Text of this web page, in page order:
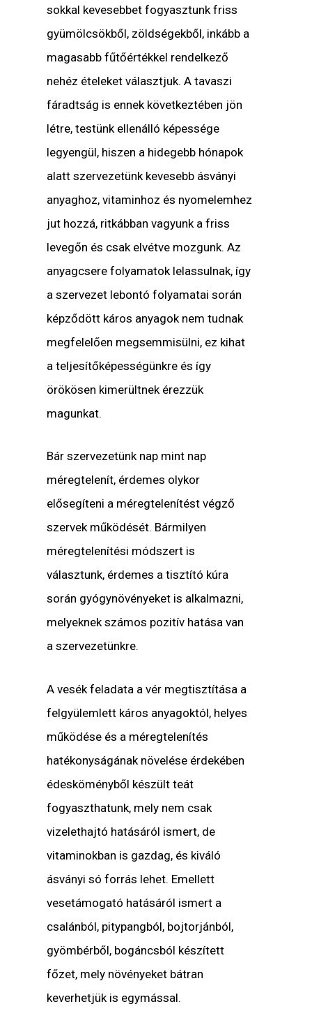
sokkal kevesebbet fogyasztunk friss
gyümölcsökből, zöldségekből, inkább a
magasabb fűtőértékkel rendelkező
nehéz ételeket választjuk. A tavaszi
fáradtság is ennek következtében jön
létre, testünk ellenálló képessége
legyengül, hiszen a hidegebb hónapok
alatt szervezetünk kevesebb ásványi
anyaghoz, vitaminhoz és nyomelemhez
jut hozzá, ritkábban vagyunk a friss
levegőn és csak elvétve mozgunk. Az
anyagcsere folyamatok lelassulnak, így
a szervezet lebontó folyamatai során
képződött káros anyagok nem tudnak
megfelelően megsemmisülni, ez kihat
a teljesítőképességünkre és így
örökösen kimerültnek érezzük
magunkat.
Bár szervezetünk nap mint nap
méregtelenít, érdemes olykor
elősegíteni a méregtelenítést végző
szervek működését. Bármilyen
méregtelenítési módszert is
választunk, érdemes a tisztító kúra
során gyógynövényeket is alkalmazni,
melyeknek számos pozitív hatása van
a szervezetünkre.
A vesék feladata a vér megtisztítása a
felgyülemlett káros anyagoktól, helyes
működése és a méregtelenítés
hatékonyságának növelése érdekében
édesköményből készült teát
fogyaszthatunk, mely nem csak
vizelethajtó hatásáról ismert, de
vitaminokban is gazdag, és kiváló
ásványi só forrás lehet. Emellett
vesetámogató hatásáról ismert a
csalánból, pitypangból, bojtorjánból,
gyömbérből, bogáncsból készített
főzet, mely növényeket bátran
keverhetjük is egymással.